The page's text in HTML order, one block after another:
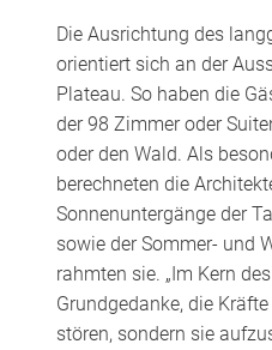
Die Ausrichtung des
orientiert sich an der
Plateau. So haben die
der 98 Zimmer oder
oder den Wald. Als
berechneten die
Sonnenuntergänge der
sowie der Sommer- und
rahmten sie. „Im Kern
Grundgedanke, die
stören, sondern sie